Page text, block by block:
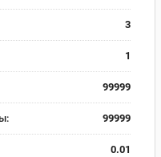
3
1
99999
99999
0.01